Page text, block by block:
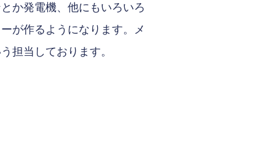
か発電機、他にもいろいろ
が作るようになります。メ
担当しております。